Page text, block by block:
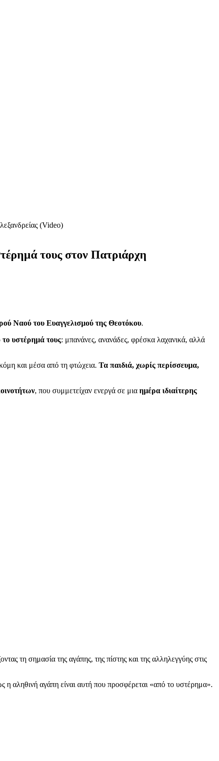
(Video)
τους στον Πατριάρχη
Ναού του Ευαγγελισμού της Θεοτόκου.
υστέρημά τους: μπανάνες, ανανάδες, φρέσκα λαχανικά, αλλά
και μέσα από τη φτώχεια. Τα παιδιά, χωρίς περίσσευμα,
, που συμμετείχαν ενεργά σε μια ημέρα ιδιαίτερης
τη σημασία της αγάπης, της πίστης και της αλληλεγγύης στις
η αληθινή αγάπη είναι αυτή που προσφέρεται «από το υστέρημα».